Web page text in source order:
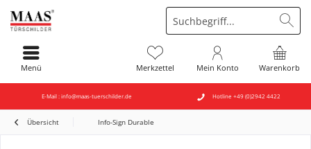
E-Mail : info@maas-tuerschilder.de Hotline +49 (0)2942 4422
Warenkorb
Merkzettel Mein Konto
Menü
Übersicht Info-Sign Durable